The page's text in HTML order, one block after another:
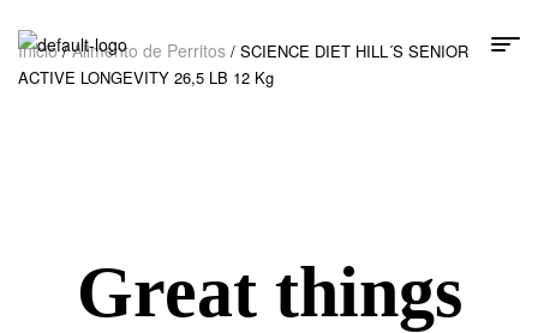
Inicio/Alimento de Perritos / SCIENCE DIET HILL´S SENIOR
ACTIVE LONGEVITY 26,5 LB 12 Kg
Great things